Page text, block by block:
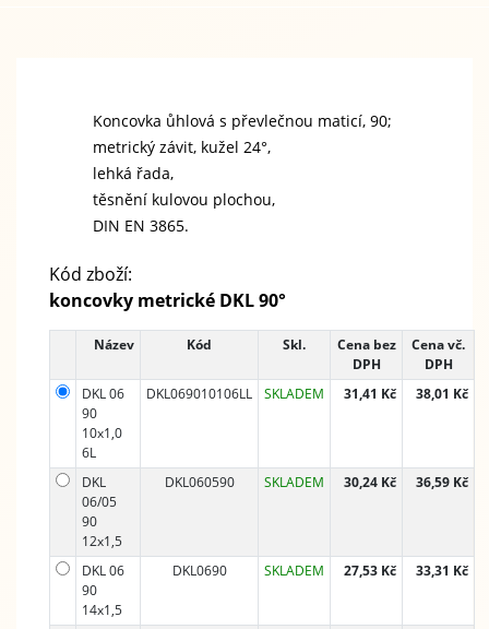
Koncovka ůhlová s převlečnou maticí, 90;
metrický závit, kužel 24°,
lehká řada,
těsnění kulovou plochou,
DIN EN 3865.
Kód zboží:
koncovky metrické DKL 90°
Název Kód Skl.
Cena bez
DPH
Cena vč.
DPH
DKL 06
90
10x1,0
6L
DKL069010106LL SKLADEM 31,41 Kč 38,01 Kč
DKL
06/05
90
12x1,5
DKL060590 SKLADEM 30,24 Kč 36,59 Kč
DKL 06
90
14x1,5
DKL0690 SKLADEM 27,53 Kč 33,31 Kč